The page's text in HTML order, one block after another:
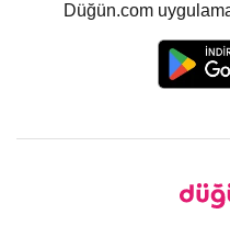
Düğün.com